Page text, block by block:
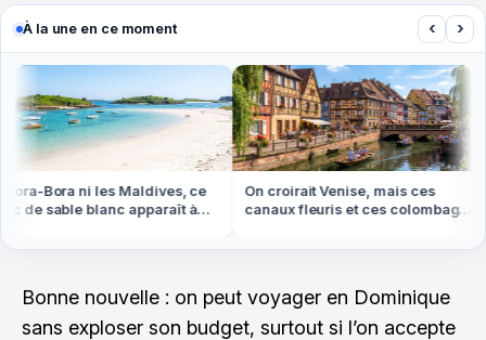
À la une en ce moment ‹ ›
Bora ni les Maldives, ce
de sable blanc apparaît à
On croirait Venise, mais ces
canaux fleuris et ces colombages
Bonne nouvelle : on peut voyager en Dominique
sans exploser son budget, surtout si l’on accepte